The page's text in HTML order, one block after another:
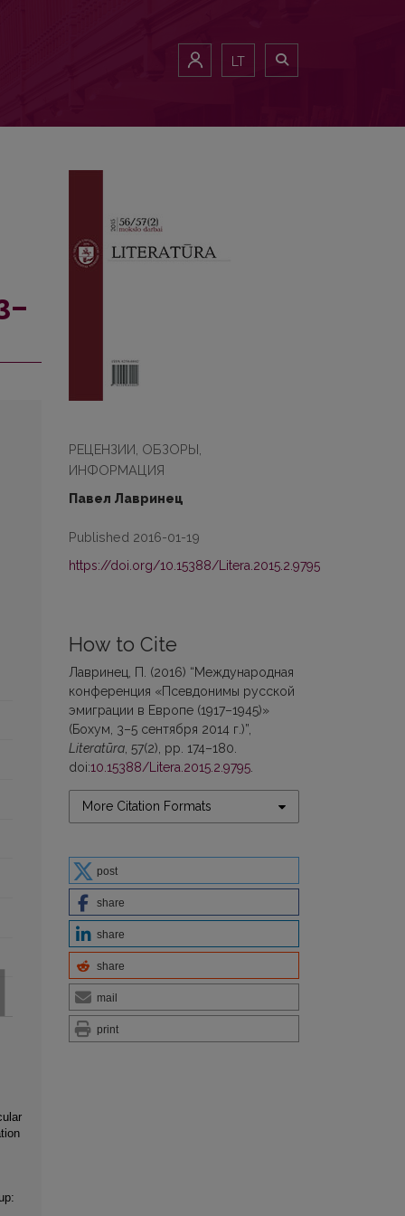
LT
РЕЦЕНЗИИ, ОБЗОРЫ,
ИНФОРМАЦИЯ
Павел Лавринец
Published 2016-01-19
https://doi.org/10.15388/Litera.2015.2.9795
How to Cite
Лавринец, П. (2016) “Международная
конференция «Псевдонимы русской
эмиграции в Европе (1917–1945)»
(Бохум, 3–5 сентября 2014 г.)”,
Literatūra , 57(2), pp. 174–180.
doi:10.15388/Litera.2015.2.9795
More Citation Formats
post
share
share
share
mail
print